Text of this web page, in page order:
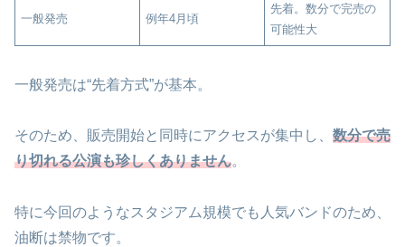
一般発売 例年4月頃
先着。数分で完売の
可能性大
一般発売は“先着方式”が基本。
そのため、販売開始と同時にアクセスが集中し、 数分で売
り切れる公演も珍しくありません。
特に今回のようなスタジアム規模でも人気バンドのため、
油断は禁物です。